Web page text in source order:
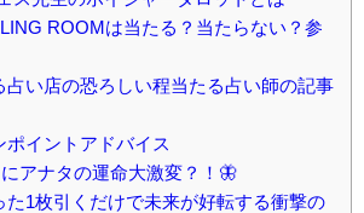
ROOMは当たる？当たらない？参
占い店の恐ろしい程当たる占い師の記事
ポイントアドバイス
アナタの運命大激変？！🦋
た1枚引くだけで未来が好転する衝撃の